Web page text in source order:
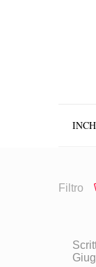
Filtro